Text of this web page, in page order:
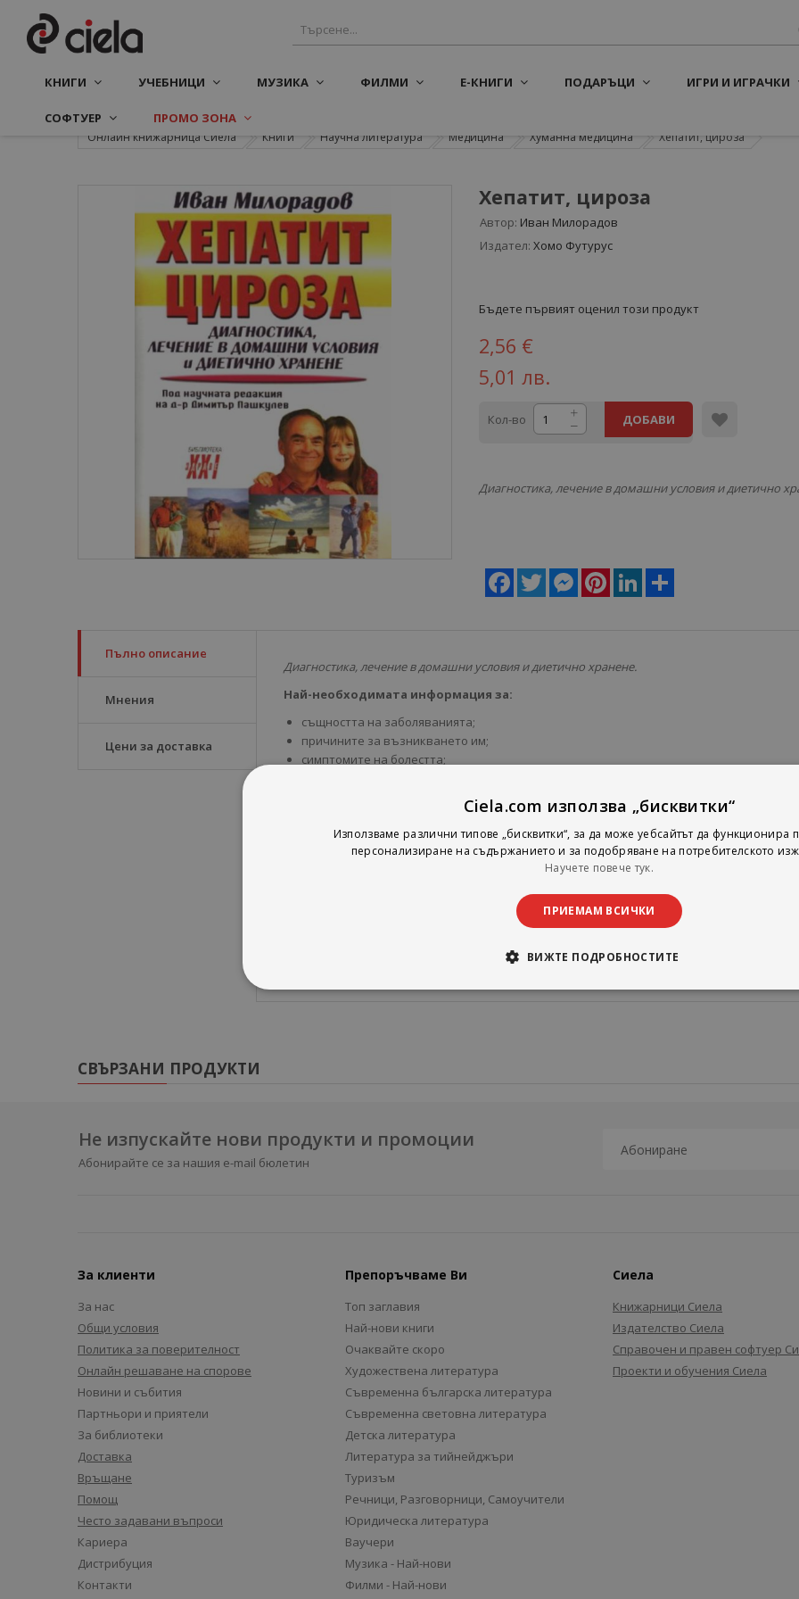
КНИГИ УЧЕБНИЦИ МУЗИКА ФИЛМИ Е-КНИГИ ПОДАРЪЦИ ИГРИ И ИГРАЧКИ
СОФТУЕР ПРОМО ЗОНА
Онлайн книжарница Сиела Книги Научна литература Медицина Хуманна медицина Хепатит, цироза
Хепатит, цироза
Автор: Иван Милорадов
Издател: Хомо Футурус
Бъдете първият оценил този продукт
2,56 €
5,01 лв.
Кол-во ДОБАВИ
Диагностика, лечение в домашни условия и диетично
Facebook
Twitter MessengerPinterestLinkedIn
Пълно описание
Мнения
Цени за доставка
Диагностика, лечение в домашни условия и диетично хранене.
Най-необходимата информация за:
същността на заболяванията;
причините за възникването им;
симптомите на болестта;
Начини за лечение и профилактика:
билколечение;
соколечение;
СВЪРЗАНИ ПРОДУКТИ
Не изпускайте нови продукти и промоции
Абонирайте се за нашия e-mail бюлетин
За клиенти
За нас
Общи условия
Политика за поверителност
Онлайн решаване на спорове
Новини и събития
Партньори и приятели
За библиотеки
Доставка
Връщане
Помощ
Често задавани въпроси
Кариера
Дистрибуция
Контакти
Препоръчваме Ви
Топ заглавия
Най-нови книги
Очаквайте скоро
Художествена литература
Съвременна българска литература
Съвременна световна литература
Детска литература
Литература за тийнейджъри
Туризъм
Речници, Разговорници, Самоучители
Юридическа литература
Ваучери
Музика - Най-нови
Филми - Най-нови
Сиела
Книжарници Сиела
Издателство Сиела
Справочен и правен софтуер
Проекти и обучения Сиела
Ciela.com използва „бисквитки“
Използваме различни типове „бисквитки“, за да може уебсайтът да функционира
персонализиране на съдържанието и за подобряване на потребителското
Научете повече тук.
ПРИЕМАМ ВСИЧКИ
ВИЖТЕ ПОДРОБНОСТИТЕ